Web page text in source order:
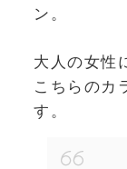
ン。
大人の女性
こちらのカ
す。